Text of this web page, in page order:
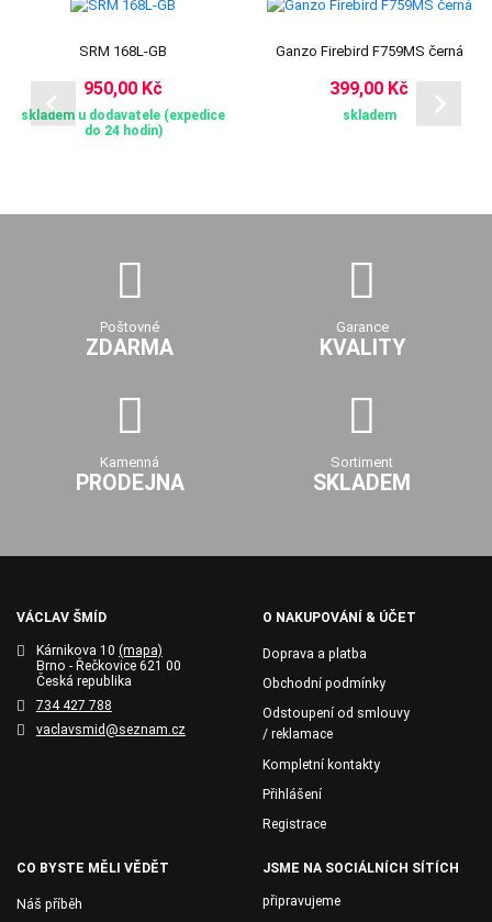
SRM 168L-GB
950,00 Kč
skladem u dodavatele (expedice
do 24 hodin)
Ganzo Firebird F759MS černá
399,00 Kč
skladem
Poštovné
ZDARMA
Garance
KVALITY
Kamenná
PRODEJNA
Sortiment
SKLADEM
VÁCLAV ŠMÍD
Kárnikova 10 (mapa)
Brno - Řečkovice 621 00
Česká republika
734 427 788
vaclavsmid@seznam.cz
O NAKUPOVÁNÍ & ÚČET
Doprava a platba
Obchodní podmínky
Odstoupení od smlouvy
/ reklamace
Kompletní kontakty
Přihlášení
Registrace
CO BYSTE MĚLI VĚDĚT
Náš příběh
JSME NA SOCIÁLNÍCH SÍTÍCH
připravujeme